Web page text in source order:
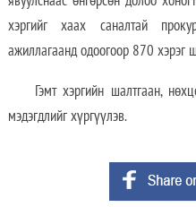
хэргийг хаах саналтай
ажиллагаанд одоогоор 870 хэрэг
Гэмт хэргийн шалтгаан,
мэдэгдлийг хүргүүлэв.